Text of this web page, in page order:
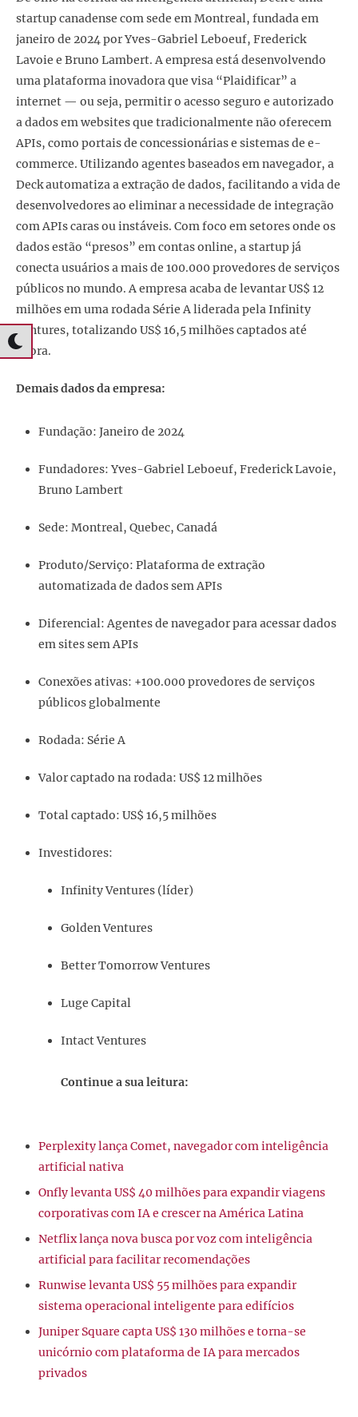
startup canadense com sede em Montreal, fundada em
janeiro de 2024 por Yves-Gabriel Leboeuf, Frederick
Lavoie e Bruno Lambert. A empresa está desenvolvendo
uma plataforma inovadora que visa “Plaidificar” a
internet — ou seja, permitir o acesso seguro e autorizado
a dados em websites que tradicionalmente não oferecem
APIs, como portais de concessionárias e sistemas de e-
commerce. Utilizando agentes baseados em navegador, a
Deck automatiza a extração de dados, facilitando a vida de
desenvolvedores ao eliminar a necessidade de integração
com APIs caras ou instáveis. Com foco em setores onde os
dados estão “presos” em contas online, a startup já
conecta usuários a mais de 100.000 provedores de serviços
públicos no mundo. A empresa acaba de levantar US$ 12
milhões em uma rodada Série A liderada pela Infinity
Ventures, totalizando US$ 16,5 milhões captados até
agora.
Demais dados da empresa:
Fundação: Janeiro de 2024
Fundadores: Yves-Gabriel Leboeuf, Frederick Lavoie,
Bruno Lambert
Sede: Montreal, Quebec, Canadá
Produto/Serviço: Plataforma de extração
automatizada de dados sem APIs
Diferencial: Agentes de navegador para acessar dados
em sites sem APIs
Conexões ativas: +100.000 provedores de serviços
públicos globalmente
Rodada: Série A
Valor captado na rodada: US$ 12 milhões
Total captado: US$ 16,5 milhões
Investidores:
Infinity Ventures (líder)
Golden Ventures
Better Tomorrow Ventures
Luge Capital
Intact Ventures
Continue a sua leitura:
Perplexity lança Comet, navegador com inteligência
artificial nativa
Onfly levanta US$ 40 milhões para expandir viagens
corporativas com IA e crescer na América Latina
Netflix lança nova busca por voz com inteligência
artificial para facilitar recomendações
Runwise levanta US$ 55 milhões para expandir
sistema operacional inteligente para edifícios
Juniper Square capta US$ 130 milhões e torna-se
unicórnio com plataforma de IA para mercados
privados